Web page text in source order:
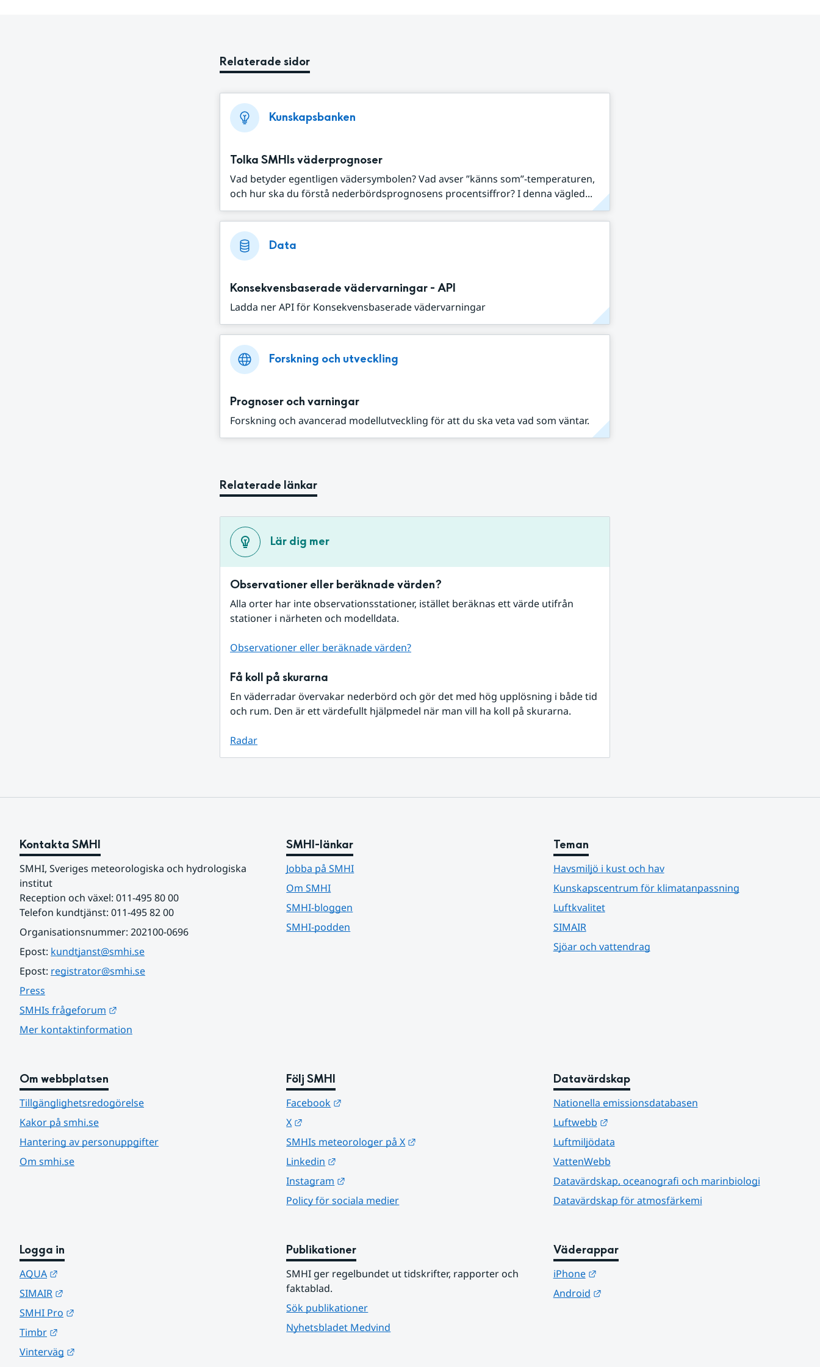
Relaterade sidor
Kunskapsbanken
Tolka SMHIs väderprognoser
Vad betyder egentligen vädersymbolen? Vad avser ”känns som”-temperaturen,
och hur ska du förstå nederbördsprognosens procentsiffror? I denna vägled...
Data
Konsekvensbaserade vädervarningar - API
Ladda ner API för Konsekvensbaserade vädervarningar
Forskning och utveckling
Prognoser och varningar
Forskning och avancerad modellutveckling för att du ska veta vad som väntar.
Relaterade länkar
Lär dig mer
Observationer eller beräknade värden?
Alla orter har inte observationsstationer, istället beräknas ett värde utifrån
stationer i närheten och modelldata.
Observationer eller beräknade värden?
Få koll på skurarna
En väderradar övervakar nederbörd och gör det med hög upplösning i både tid
och rum. Den är ett värdefullt hjälpmedel när man vill ha koll på skurarna.
Radar
Kontakta SMHI
SMHI, Sveriges meteorologiska och hydrologiska
institut
Reception och växel: 011-495 80 00
Telefon kundtjänst: 011-495 82 00
Organisationsnummer: 202100-0696
Epost: kundtjanst@smhi.se
Epost: registrator@smhi.se
Press
SMHIs frågeforum
Mer kontaktinformation
SMHI-länkar
Jobba på SMHI
Om SMHI
SMHI-bloggen
SMHI-podden
Teman
Havsmiljö i kust och hav
Kunskapscentrum för klimatanpassning
Luftkvalitet
SIMAIR
Sjöar och vattendrag
Om webbplatsen
Tillgänglighetsredogörelse
Kakor på smhi.se
Hantering av personuppgifter
Om smhi.se
Följ SMHI
Facebook
X
SMHIs meteorologer på X
Linkedin
Instagram
Policy för sociala medier
Datavärdskap
Nationella emissionsdatabasen
Luftwebb
Länk till annan webbplats.
Luftmiljödata
VattenWebb
Datavärdskap, oceanografi och marinbiologi
Datavärdskap för atmosfärkemi
Logga in
AQUA
SIMAIR
SMHI Pro
Timbr
Vinterväg
Publikationer
SMHI ger regelbundet ut tidskrifter, rapporter och
faktablad.
Sök publikationer
Nyhetsbladet Medvind
Väderappar
iPhone
Länk till annan webbplats.
Android
Länk till annan webbplats.